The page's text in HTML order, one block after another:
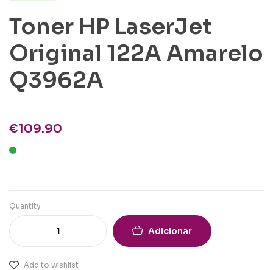
Toner HP LaserJet
Original 122A Amarelo
Q3962A
€109.90
Quantity
Adicionar
Add to wishlist